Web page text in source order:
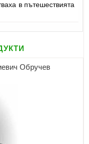
в пътешествията
Обручев